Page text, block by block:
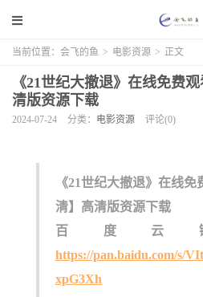
当前位置： 会飞的鱼 > 电影资源 > 正文
《21世纪大撤退》在线免费
清版资源下载
2024-07-24 分类： 电影资源 评论(0)
《21世纪大撤退》在线免
清】高清版资源下载
百度云
https://pan.baidu.com/s/
xpG3Xh